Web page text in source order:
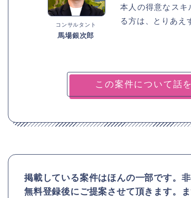
コンサルタント
馬場銀次郎
本人の得意なス
る方は、とりあえ
掲載している案件はほんの一部です。
無料登録後にご提案させて頂きます。